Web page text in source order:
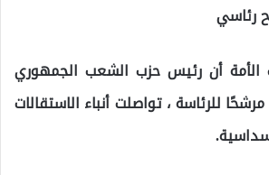
رئاسي
الأمة أن رئيس حزب الشعب الجمهوري
للرئاسة ، تواصلت أنباء الاستقالات